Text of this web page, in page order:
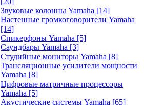
Звуковые колонны Yamaha [14]
Настенные громкоговорители Yamaha
[14]
Спикерфоны Yamaha [5]
Саундбары Yamaha [3]
Студийные мониторы Yamaha [8]
Трансляционные усилители мощности
Yamaha [8]
Цифровые матричные процессоры
Yamaha [5]
Акустические системы Yamaha [65]